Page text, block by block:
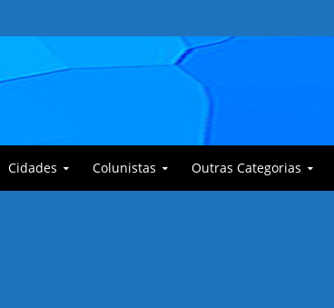
Cidades Colunistas Outras Categorias